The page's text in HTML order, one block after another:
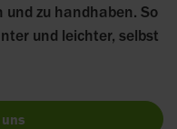
zu handhaben. So
und leichter, selbst